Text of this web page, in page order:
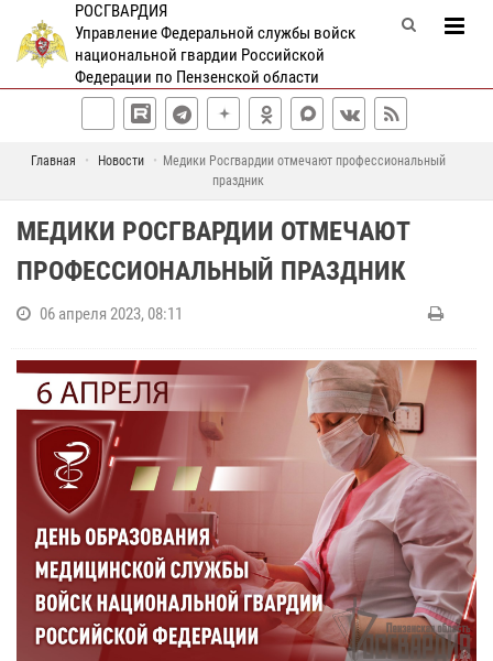
РОСГВАРДИЯ
Управление Федеральной службы войск
национальной гвардии Российской
Федерации по Пензенской области
Главная Новости
Медики Росгвардии отмечают профессиональный
праздник
МЕДИКИ РОСГВАРДИИ ОТМЕЧАЮТ
ПРОФЕССИОНАЛЬНЫЙ ПРАЗДНИК
06 апреля 2023, 08:11